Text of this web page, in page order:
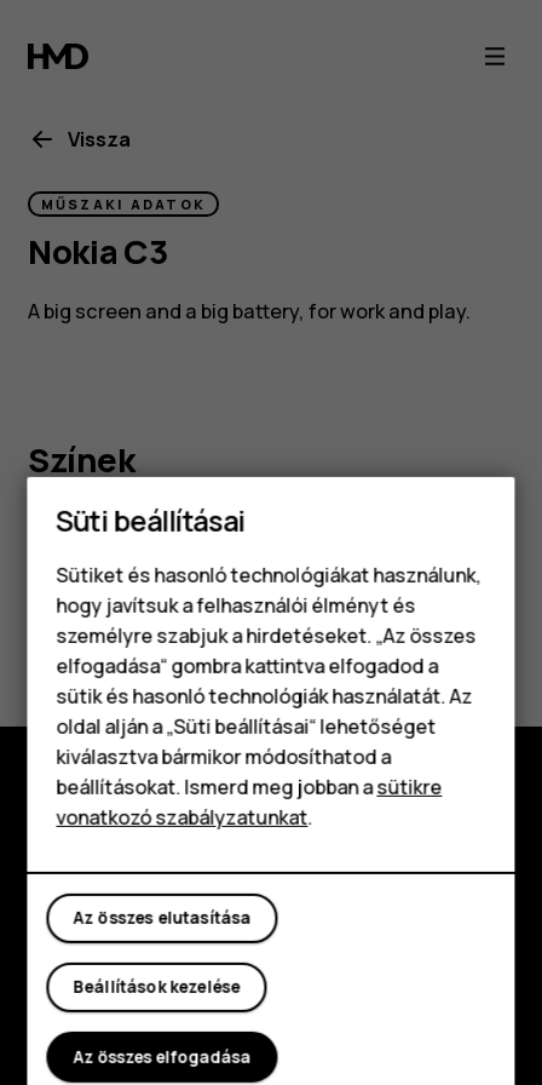
Nokia
C3
Okostelefonok
Klasszikus telefonok
Tartozékok
Táblagépek
Vissza
MŰSZAKI ADATOK
Nokia C3
A big screen and a big battery, for work and play.
Színek
Fedezd fel
Planet and people
Támogatás
FacebookInstagram
TiktokYoutube
Süti beállításai
Sütiket és hasonló technológiákat használunk,
hogy javítsuk a felhasználói élményt és
személyre szabjuk a hirdetéseket. „Az összes
elfogadása“ gombra kattintva elfogadod a
sütik és hasonló technológiák használatát. Az
oldal alján a „Süti beállításai“ lehetőséget
kiválasztva bármikor módosíthatod a
beállításokat. Ismerd meg jobban asütikre
vonatkozó szabályzatunkat.
Az összes elutasítása
Beállítások kezelése
Az összes elfogadása